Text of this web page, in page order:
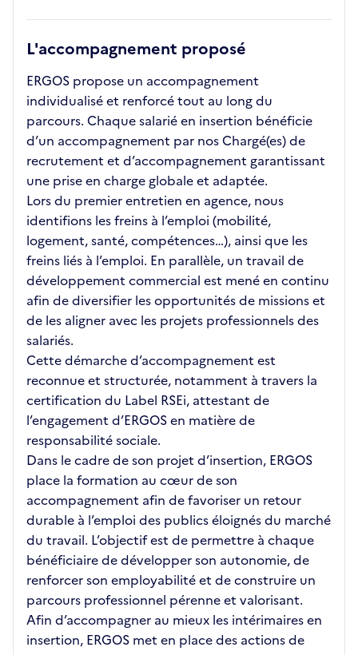
L'accompagnement proposé
ERGOS propose un accompagnement
individualisé et renforcé tout au long du
parcours. Chaque salarié en insertion bénéficie
d’un accompagnement par nos Chargé(es) de
recrutement et d’accompagnement garantissant
une prise en charge globale et adaptée.
Lors du premier entretien en agence, nous
identifions les freins à l’emploi (mobilité,
logement, santé, compétences…), ainsi que les
freins liés à l’emploi. En parallèle, un travail de
développement commercial est mené en continu
afin de diversifier les opportunités de missions et
de les aligner avec les projets professionnels des
salariés.
Cette démarche d’accompagnement est
reconnue et structurée, notamment à travers la
certification du Label RSEi, attestant de
l’engagement d’ERGOS en matière de
responsabilité sociale.
Dans le cadre de son projet d’insertion, ERGOS
place la formation au cœur de son
accompagnement afin de favoriser un retour
durable à l’emploi des publics éloignés du marché
du travail. L’objectif est de permettre à chaque
bénéficiaire de développer son autonomie, de
renforcer son employabilité et de construire un
parcours professionnel pérenne et valorisant.
Afin d’accompagner au mieux les intérimaires en
insertion, ERGOS met en place des actions de